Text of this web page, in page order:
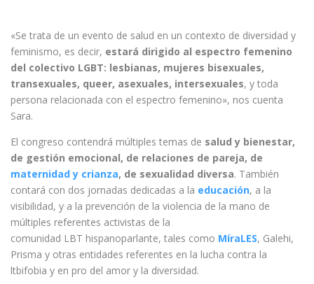
«Se trata de un evento de salud en un contexto de diversidad y
feminismo, es decir, estará dirigido al espectro femenino
del colectivo LGBT: lesbianas, mujeres bisexuales,
transexuales, queer, asexuales, intersexuales, y toda
persona relacionada con el espectro femenino», nos cuenta
Sara.
El congreso contendrá múltiples temas de salud y bienestar,
de gestión emocional, de relaciones de pareja, de
maternidad y crianza, de sexualidad diversa. También
contará con dos jornadas dedicadas a la educación, a la
visibilidad, y a la prevención de la violencia de la mano de
múltiples referentes activistas de la
comunidad LBT hispanoparlante, tales como MíraLES, Galehi,
Prisma y otras entidades referentes en la lucha contra la
ltbifobia y en pro del amor y la diversidad.